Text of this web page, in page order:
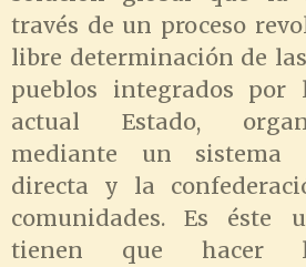
través de un proceso
libre determinación de
pueblos integrados
actual Estado,
mediante un sistema
directa y la
comunidades. Es éste
tienen que hacer